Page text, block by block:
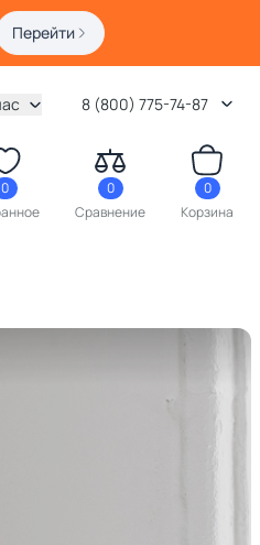
Перейти
8 (800) 775-74-87
0
0
Сравнение
0
Корзина